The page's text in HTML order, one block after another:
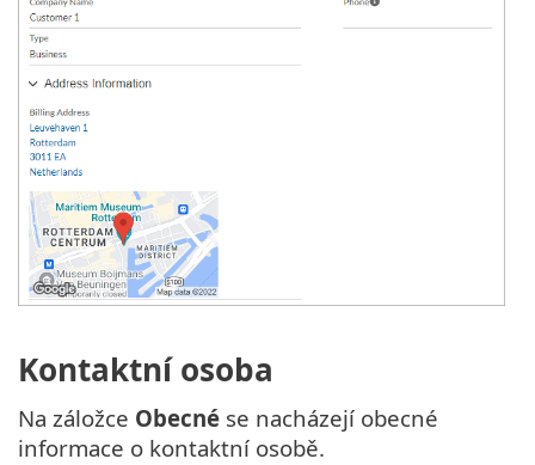
Kontaktní osoba
Na záložce Obecné se nacházejí obecné
informace o kontaktní osobě.